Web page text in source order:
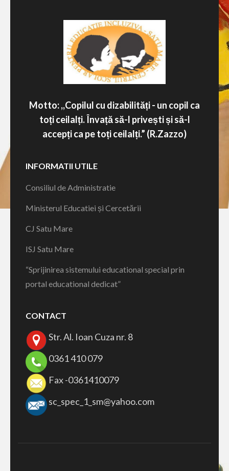
Motto: ,,Copilul cu dizabilități - un copil ca
toți ceilalți. Învață să-l privești și să-l
accepți ca pe toți ceilalți.” (R.Zazzo)
INFORMATII UTILE
Consiliul de Administratie
Ministerul Educatiei și Cercetării
CJ Satu Mare
ISJ Satu Mare
“Sprijinirea sistemului educational special prin
portal educational dedicat”
CONTACT
Str. Al. Ioan Cuza nr. 8
0361 410 079
Fax -0361410079
sc_spec_1_sm@yahoo.com